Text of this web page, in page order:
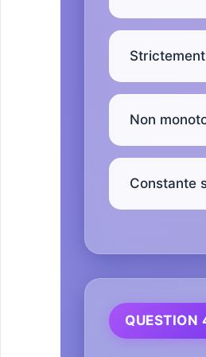
Non
Constante
QUESTION